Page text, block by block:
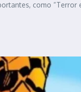
como “Terror